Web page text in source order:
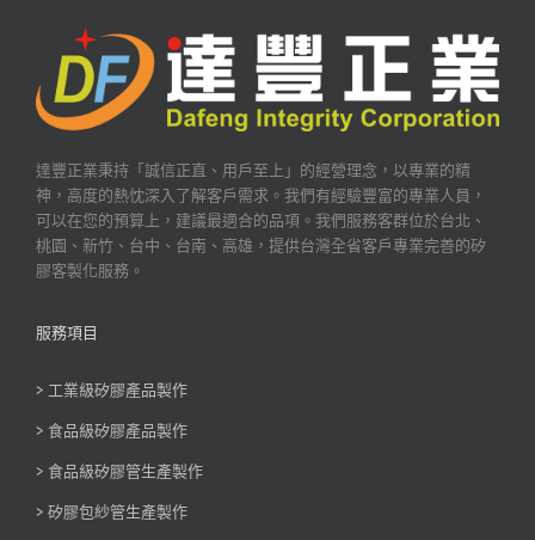
達豐正業秉持「誠信正直、用戶至上」的經營理念，以專業的精
神，高度的熱忱深入了解客戶需求。我們有經驗豐富的專業人員，
可以在您的預算上，建議最適合的品項。我們服務客群位於台北、
桃園、新竹、台中、台南、高雄，提供台灣全省客戶專業完善的矽
膠客製化服務。
服務項目
> 工業級矽膠產品製作
> 食品級矽膠產品製作
> 食品級矽膠管生產製作
> 矽膠包紗管生產製作